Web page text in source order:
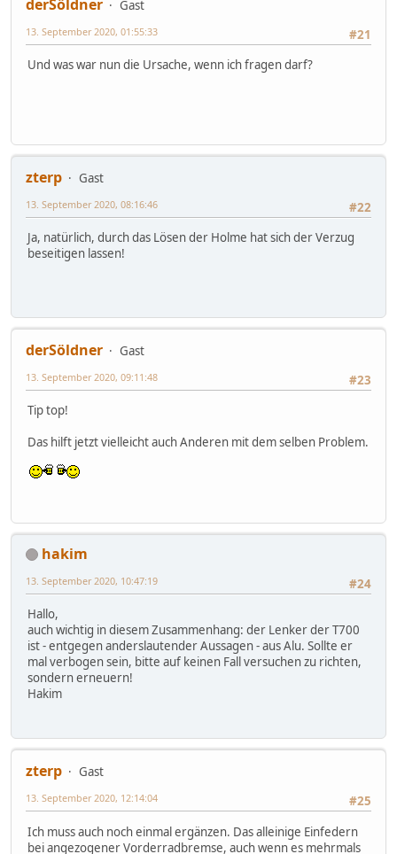
derSöldner
Gast
#21
13. September 2020, 01:55:33
Und was war nun die Ursache, wenn ich fragen darf?
zterp
Gast
#22
13. September 2020, 08:16:46
Ja, natürlich, durch das Lösen der Holme hat sich der Verzug
beseitigen lassen!
derSöldner
Gast
#23
13. September 2020, 09:11:48
Tip top!
Das hilft jetzt vielleicht auch Anderen mit dem selben Problem.
hakim
#24
13. September 2020, 10:47:19
Hallo,
auch wichtig in diesem Zusammenhang: der Lenker der T700
ist - entgegen anderslautender Aussagen - aus Alu. Sollte er
mal verbogen sein, bitte auf keinen Fall versuchen zu richten,
sondern erneuern!
Hakim
zterp
Gast
#25
13. September 2020, 12:14:04
Ich muss auch noch einmal ergänzen. Das alleinige Einfedern
bei angezogener Vorderradbremse, auch wenn es mehrmals